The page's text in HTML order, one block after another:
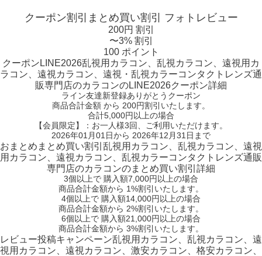
クーポン割引 まとめ買い割引 フォトレビュー
200円 割引
〜3% 割引
100 ポイント
クーポン LINE2026乱視用カラコン、乱視カラコン、遠視用カ
ラコン、遠視カラコン、遠視・乱視カラーコンタクトレンズ通
販専門店のカラコンのLINE2026クーポン詳細
ライン友達新登録ありがとうクーポン
商品合計金額 から 200円割引 いたします。
合計5,000円以上の場合
【会員限定】：お一人様3回
、ご利用いただけます。
2026年01月01日から 2026年12月31日まで
おまとめ まとめ買い割引 乱視用カラコン、乱視カラコン、遠視
用カラコン、遠視カラコン、乱視カラーコンタクトレンズ通販
専門店のカラコンのまとめ買い割引詳細
3個以上で 購入額7,000円以上の場合
商品合計金額から 1%割引いたします。
4個以上で 購入額14,000円以上の場合
商品合計金額から 2%割引いたします。
6個以上で 購入額21,000円以上の場合
商品合計金額から 3%割引いたします。
レビュー投稿キャンペーン乱視用カラコン、乱視カラコン、遠
視用カラコン、遠視カラコン、激安カラコン、格安カラコン、